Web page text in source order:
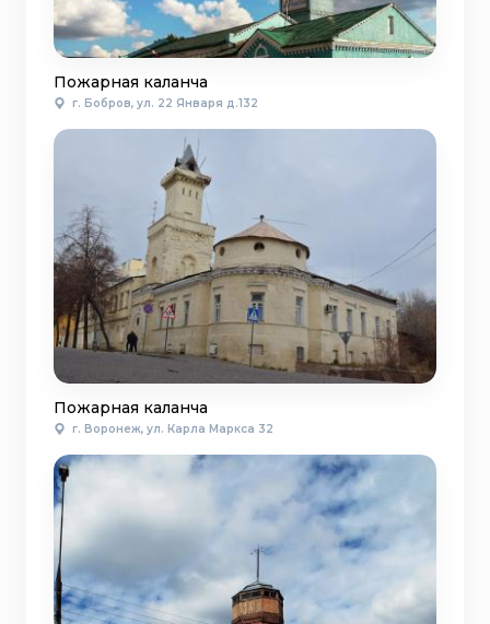
Пожарная каланча
г. Бобров, ул. 22 Января д.132
Пожарная каланча
г. Воронеж, ул. Карла Маркса 32